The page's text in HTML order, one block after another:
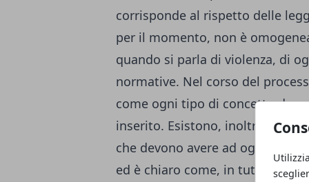
corrisponde al rispetto delle
per il momento, non è
quando si parla di violenza, di
normative. Nel corso del
come ogni tipo di concetto
inserito. Esistono, inoltre, degli
che devono avere ad oggetto il
ed è chiaro come, in tutti questi